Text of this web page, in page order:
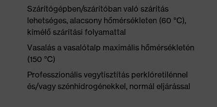
Szárítógépben/szárítóban való szárítás
lehetséges, alacsony hőmérsékleten (60 °C),
kímélő szárítási folyamattal
Vasalás a vasalótalp maximális hőmérsékletén
(150 °C)
Professzionális vegytisztítás perklóretilénnel
és/vagy szénhidrogénekkel, normál eljárással